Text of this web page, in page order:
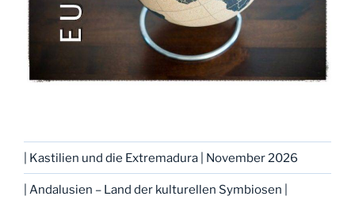
| Kastilien und die Extremadura | November 2026
| Andalusien – Land der kulturellen Symbiosen |